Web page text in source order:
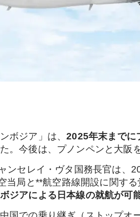
ボジア」は、2025年末までに
。今後は、プノンペンと大阪
ンセレイ・ヴタ国務長官は、
当局と**航空路線開設に関す
ジアによる日本線の就航が可